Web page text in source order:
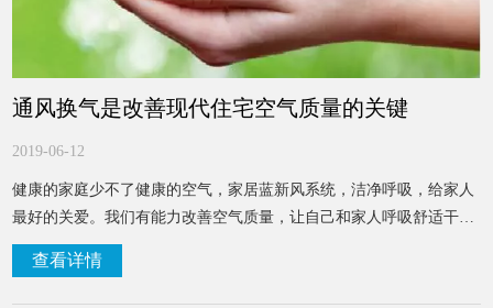
通风换气是改善现代住宅空气质量的关键
2019-06-12
健康的家庭少不了健康的空气，家居蓝新风系统，洁净呼吸，给家人
最好的关爱。我们有能力改善空气质量，让自己和家人呼吸舒适干净
的空气，还等什么呢？
查看详情